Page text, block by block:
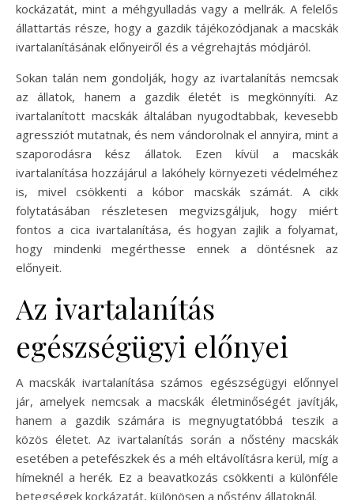
kockázatát, mint a méhgyulladás vagy a mellrák. A felelős
állattartás része, hogy a gazdik tájékozódjanak a macskák
ivartalanításának előnyeiről és a végrehajtás módjáról.
Sokan talán nem gondolják, hogy az ivartalanítás nemcsak
az állatok, hanem a gazdik életét is megkönnyíti. Az
ivartalanított macskák általában nyugodtabbak, kevesebb
agressziót mutatnak, és nem vándorolnak el annyira, mint a
szaporodásra kész állatok. Ezen kívül a macskák
ivartalanítása hozzájárul a lakóhely környezeti védelméhez
is, mivel csökkenti a kóbor macskák számát. A cikk
folytatásában részletesen megvizsgáljuk, hogy miért
fontos a cica ivartalanítása, és hogyan zajlik a folyamat,
hogy mindenki megérthesse ennek a döntésnek az
előnyeit.
Az ivartalanítás
egészségügyi előnyei
A macskák ivartalanítása számos egészségügyi előnnyel
jár, amelyek nemcsak a macskák életminőségét javítják,
hanem a gazdik számára is megnyugtatóbbá teszik a
közös életet. Az ivartalanítás során a nőstény macskák
esetében a petefészkek és a méh eltávolításra kerül, míg a
hímeknél a herék. Ez a beavatkozás csökkenti a különféle
betegségek kockázatát, különösen a nőstény állatoknál.